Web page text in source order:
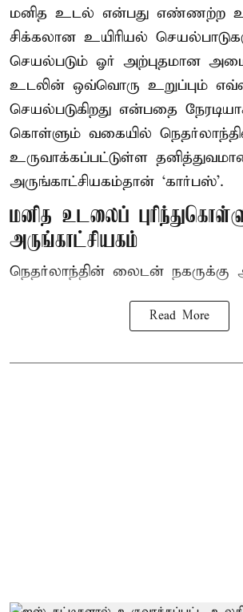
மனித உடல் என்பது எண்ணற்ற
சிக்கலான உயிரியல்
செயல்படும் ஓர் அற்புதமான
உடலின் ஒவ்வொரு உறுப்பும்
செயல்படுகிறது என்பதை
கொள்ளும் வகையில்
உருவாக்கப்பட்டுள்ள
அருங்காட்சியகம்தான் ‘கார்பஸ்’.
மனித உடலைப்
அருங்காட்சியகம்
நெதர்லாந்தின் லைடன் நகருக்கு
Read More